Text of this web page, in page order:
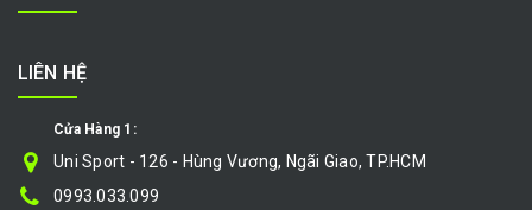
LIÊN HỆ
Cửa Hàng 1:
Uni Sport - 126 - Hùng Vương, Ngãi Giao, TP.HCM
0993.033.099